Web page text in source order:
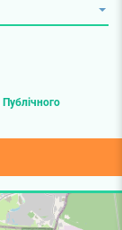
Публічного